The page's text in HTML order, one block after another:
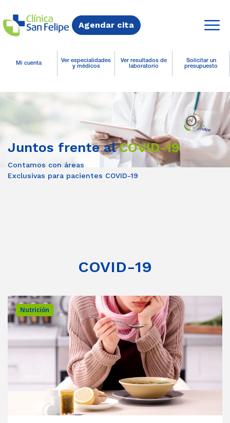
Agendar cita
Mi cuenta
Ver especialidades
y médicos
Ver resultados de
laboratorio
Solicitar un
presupuesto
Juntos frente alCOVID-19
Contamos con áreas
Exclusivas para pacientes COVID-19
COVID-19
Nutrición